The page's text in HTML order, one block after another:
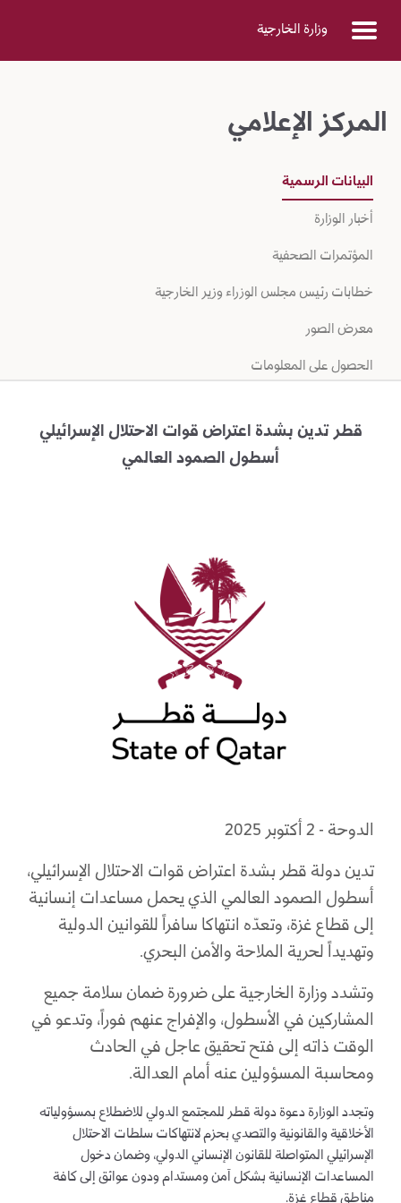
Skip to Main Contentوزارة الخارجية
المركز الإعلامي
البيانات الرسمية
أخبار الوزارة
المؤتمرات الصحفية
خطابات رئيس مجلس الوزراء وزير الخارجية
معرض الصور
الحصول على المعلومات
قطر تدين بشدة اعتراض قوات الاحتلال الإسرائيلي
أسطول الصمود العالمي
الدوحة - 2 أكتوبر 2025
تدين دولة قطر بشدة اعتراض قوات الاحتلال الإسرائيلي،
أسطول الصمود العالمي الذي يحمل مساعدات إنسانية
إلى قطاع غزة، وتعدّه انتهاكا سافراً للقوانين الدولية
وتهديداً لحرية الملاحة والأمن البحري.
وتشدد وزارة الخارجية على ضرورة ضمان سلامة جميع
المشاركين في الأسطول، والإفراج عنهم فوراً، وتدعو في
الوقت ذاته إلى فتح تحقيق عاجل في الحادث
ومحاسبة المسؤولين عنه أمام العدالة.
وتجدد الوزارة دعوة دولة قطر للمجتمع الدولي للاضطلاع بمسؤولياته
الأخلاقية والقانونية والتصدي بحزم لانتهاكات سلطات الاحتلال
الإسرائيلي المتواصلة للقانون الإنساني الدولي، وضمان دخول
المساعدات الإنسانية بشكل آمن ومستدام ودون عوائق إلى كافة
مناطق قطاع غزة.